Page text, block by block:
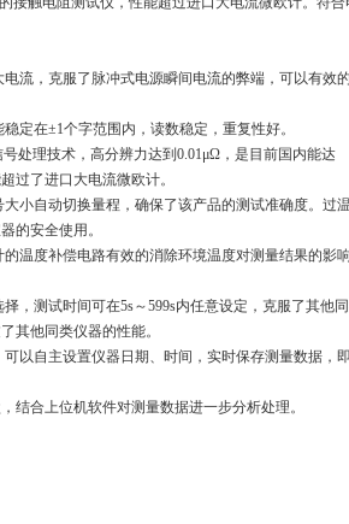
流，克服了脉冲式电源瞬间电流的弊端，可以有效
定在±1个字范围内，读数稳定，重复性好。
处理技术，高分辨力达到0.01μΩ，是目前国内能达
过了进口大电流微欧计。
小自动切换量程，确保了该产品的测试准确度。过
的安全使用。
温度补偿电路有效的消除环境温度对测量结果的影响
，测试时间可在5s～599s内任意设定，克服了其他
其他同类仪器的性能。
以自主设置仪器日期、时间，实时保存测量数据，
结合上位机软件对测量数据进一步分析处理。